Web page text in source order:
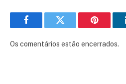
FacebookTwitter Pinterest
Os comentários estão encerrados.